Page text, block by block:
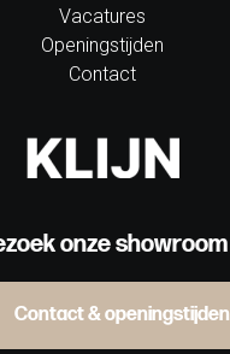
Vacatures
Openingstijden
Contact
onze showroom
Contact & openingstijden